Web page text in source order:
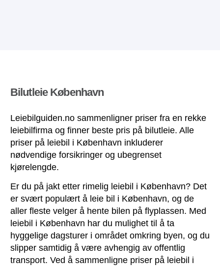
Bilutleie København
Leiebilguiden.no sammenligner priser fra en rekke
leiebilfirma og finner beste pris på bilutleie. Alle
priser på leiebil i København inkluderer
nødvendige forsikringer og ubegrenset
kjørelengde.
Er du på jakt etter rimelig leiebil i København? Det
er svært populært å leie bil i København, og de
aller fleste velger å hente bilen på flyplassen. Med
leiebil i København har du mulighet til å ta
hyggelige dagsturer i området omkring byen, og du
slipper samtidig å være avhengig av offentlig
transport. Ved å sammenligne priser på leiebil i